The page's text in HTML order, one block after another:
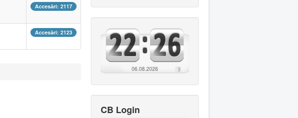
Accesări: 2117
Accesări: 2123
06.08.2026
CB Login